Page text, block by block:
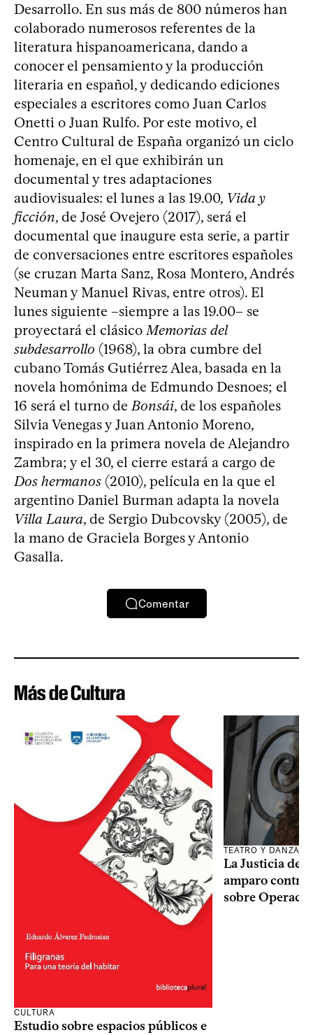
Desarrollo. En sus más de 800 números han
colaborado numerosos referentes de la
literatura hispanoamericana, dando a
conocer el pensamiento y la producción
literaria en español, y dedicando ediciones
especiales a escritores como Juan Carlos
Onetti o Juan Rulfo. Por este motivo, el
Centro Cultural de España organizó un ciclo
homenaje, en el que exhibirán un
documental y tres adaptaciones
audiovisuales: el lunes a las 19.00, Vida y
ficción, de José Ovejero (2017), será el
documental que inaugure esta serie, a partir
de conversaciones entre escritores españoles
(se cruzan Marta Sanz, Rosa Montero, Andrés
Neuman y Manuel Rivas, entre otros). El
lunes siguiente –siempre a las 19.00– se
proyectará el clásicoMemorias del
subdesarrollo (1968), la obra cumbre del
cubano Tomás Gutiérrez Alea, basada en la
novela homónima de Edmundo Desnoes; el
16 será el turno deBonsái, de los españoles
Silvia Venegas y Juan Antonio Moreno,
inspirado en la primera novela de Alejandro
Zambra; y el 30, el cierre estará a cargo de
Dos hermanos (2010), película en la que el
argentino Daniel Burman adapta la novela
Villa Laura, de Sergio Dubcovsky (2005), de
la mano de Graciela Borges y Antonio
Gasalla.
Comentar
Más de Cultura
CULTURA
Estudio sobre espacios públicos e
TEATRO Y DANZA
La Justicia
amparo contra
sobre